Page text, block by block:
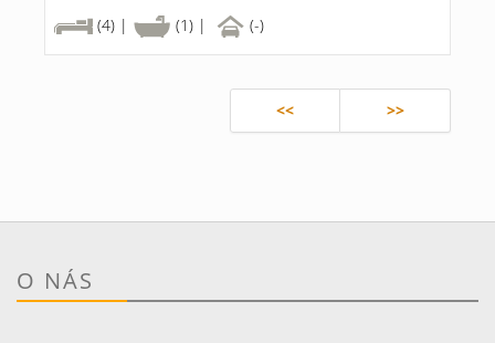
(4) |
(1) | (-)
<< >>
O NÁS